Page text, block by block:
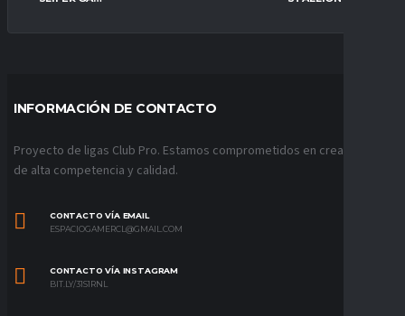
INFORMACIÓN DE CONTACTO
Proyecto de ligas Club Pro. Estamos comprometidos en crear ligas
de alta competencia y calidad.
CONTACTO VÍA EMAIL
ESPACIOGAMERCL@GMAIL.COM
CONTACTO VÍA INSTAGRAM
BIT.LY/31S1RNL